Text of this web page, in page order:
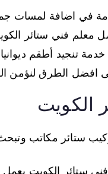
في اضافة لمسات
معلم فني ستائر
تنجيد أطقم
افضل الطرق لنؤمن
الكويت
ستائر مكاتب
ستائر الكويت يعمل